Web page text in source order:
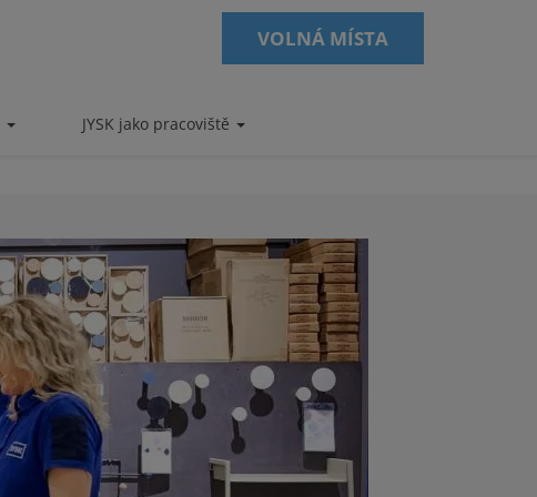
VOLNÁ MÍSTA
JYSK jako pracoviště